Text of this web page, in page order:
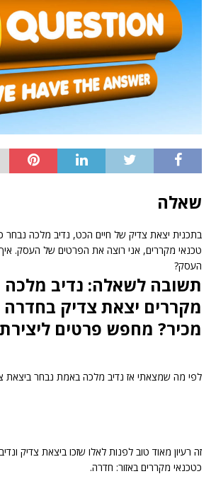
שאלה
בתכנית יצאת צדיק של חיים הכט, נדיב מלכה נבחר
טכנאי מקררים, אני רוצה את הפרטים של העסק.
העסק?
תשובה לשאלה: נדיב מלכה
מקררים יצאת צדיק בחדרה
מכיר? מחפש פרטים
לפי מה שמצאתי אז נדיב מלכה באמת נבחר ביצאת
זה רעיון מאוד טוב לפנות לאלו שזכו ביצאת צדיק
כטכנאי מקררים באזור: חדרה.